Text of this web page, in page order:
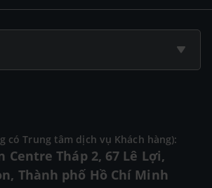
có Trung tâm dịch vụ Khách hàng):
Centre Tháp 2, 67 Lê Lợi,
Thành phố Hồ Chí Minh